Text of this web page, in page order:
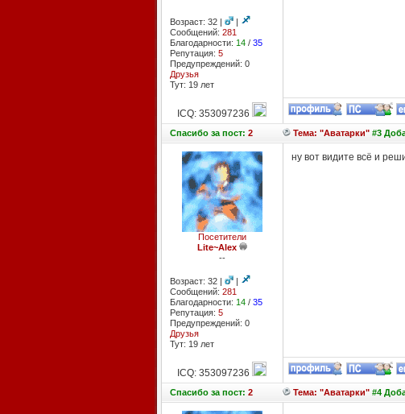
Возраст: 32 |
|
Сообщений: 281
Благодарности: 14/ 35
Репутация: 5
Предупреждений: 0
Друзья
Тут: 19 лет
ICQ: 353097236
Спасибоза пост: 2 Тема: "Аватарки"#3
Посетители
Lite~Alex
--
Возраст: 32 |
|
Сообщений: 281
Благодарности: 14/ 35
Репутация: 5
Предупреждений: 0
Друзья
Тут: 19 лет
ну вот видите всё и
ICQ: 353097236
Спасибоза пост: 2 Тема: "Аватарки"#4